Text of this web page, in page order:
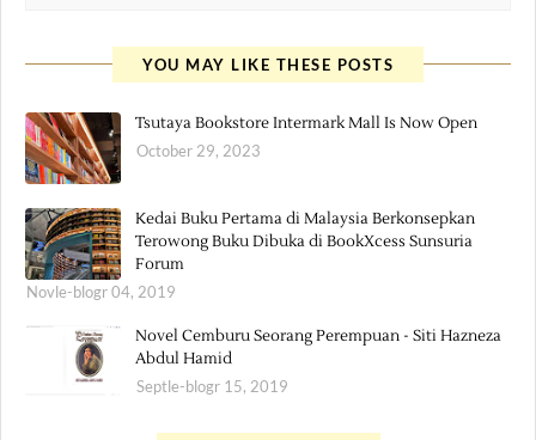
YOU MAY LIKE THESE POSTS
Tsutaya Bookstore Intermark Mall Is Now Open
October 29, 2023
Kedai Buku Pertama di Malaysia Berkonsepkan
Terowong Buku Dibuka di BookXcess Sunsuria
Forum
Novle-blogr 04, 2019
Novel Cemburu Seorang Perempuan - Siti Hazneza
Abdul Hamid
Septle-blogr 15, 2019